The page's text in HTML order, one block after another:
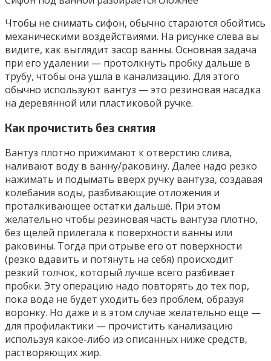
Чтобы не снимать сифон, обычно стараются обойтись
механическими воздействиями. На рисунке слева вы
видите, как выглядит засор ванны. Основная задача
при его удалении — протолкнуть пробку дальше в
трубу, чтобы она ушла в канализацию. Для этого
обычно используют вантуз — это резиновая насадка
на деревянной или пластиковой ручке.
Как прочистить без снятия
Вантуз плотно прижимают к отверстию слива,
наливают воду в ванну/раковину. Далее надо резко
нажимать и подымать вверх ручку вантуза, создавая
колебания воды, разбивающие отложения и
проталкивающее остатки дальше. При этом
желательно чтобы резиновая часть вантуза плотно,
без щелей прилегала к поверхности ванны или
раковины. Тогда при отрыве его от поверхности
(резко вдавить и потянуть на себя) происходит
резкий толчок, который лучше всего разбивает
пробки. Эту операцию надо повторять до тех пор,
пока вода не будет уходить без проблем, образуя
воронку. Но даже и в этом случае желательно еще —
для профилактики — прочистить канализацию
используя какое-либо из описанных ниже средств,
растворяющих жир.